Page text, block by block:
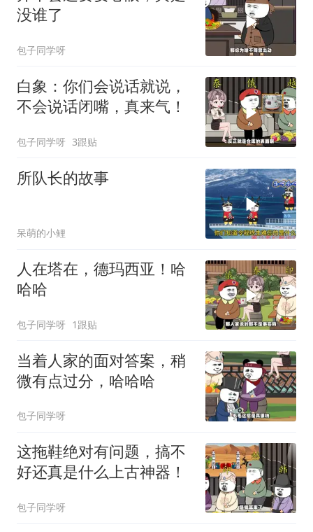
没谁了
包子同学呀
白象：你们会说话就说，
不会说话闭嘴，真来气！
包子同学呀 3跟贴
所队长的故事
呆萌的小鲤
人在塔在，德玛西亚！哈
哈哈
包子同学呀 1跟贴
当着人家的面对答案，稍
微有点过分，哈哈哈
包子同学呀
这拖鞋绝对有问题，搞不
好还真是什么上古神器！
包子同学呀